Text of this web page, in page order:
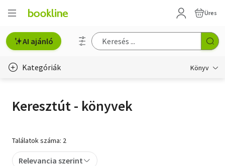
Üres
AI ajánló
Kategóriák Könyv
Erotika
Hobbi, szabadidő
Keresztút - könyvek
Találatok száma: 2
Relevancia szerint